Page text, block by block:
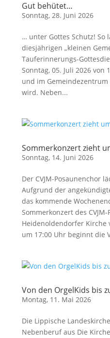
Gut behütet…
Sonntag, 28. Juni 2026
… unter Gottes Schutz! So
diesjährigen „kleinen
Tauferinnerungs-
Sonntag, 05. Juli 2026 von
und im
wird. Neben...
Sommerkonzert zieht
Sonntag, 14. Juni 2026
Der CVJM-Posaunenchor
Aufgrund der
das kommende
Sommerkonzert des
Heidenoldendorfer Kirche
um 17:00 Uhr beginnt die
Von den OrgelKids bis
Montag, 11. Mai 2026
Die Lippische
Nebenberuf aus Die